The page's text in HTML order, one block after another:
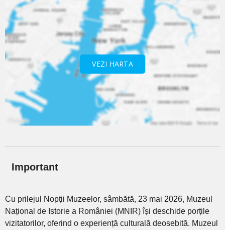
VEZI HARTA
Important
Cu prilejul Nopții Muzeelor, sâmbătă, 23 mai 2026, Muzeul
Național de Istorie a României (MNIR) își deschide porțile
vizitatorilor, oferind o experiență culturală deosebită. Muzeul